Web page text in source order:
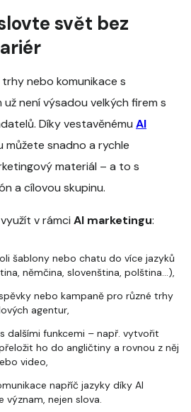
svět bez
nebo komunikace s
není výsadou velkých firem s
Díky vestavěnému AI
můžete snadno a rychle
materiál – a to s
a cílovou skupinu.
v rámci AI marketingu:
šablony nebo chatu do více jazyků
němčina, slovenština, polština...),
nebo kampaně pro různé trhy
agentur,
dalšími funkcemi – např. vytvořit
ho do angličtiny a rovnou z něj
video,
napříč jazyky díky AI
nejen slova.